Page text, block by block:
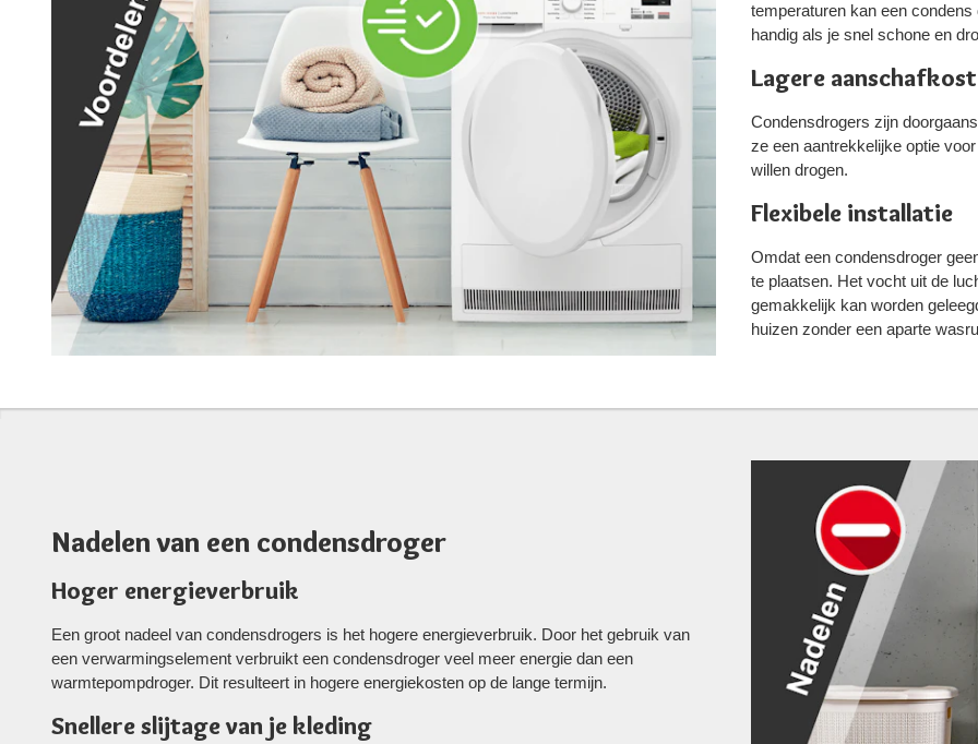
temperaturen kan een
handig als je snel schone en
Lagere
Condensdrogers zijn
ze een aantrekkelijke optie
willen drogen​.
Flexibele installatie
Omdat een condensdroger
te plaatsen. Het vocht uit de
gemakkelijk kan worden
huizen zonder een aparte
Nadelen van een condensdroger
Hoger energieverbruik
Een groot nadeel van condensdrogers is het hogere energieverbruik. Door het gebruik van
een verwarmingselement verbruikt een condensdroger veel meer energie dan een
warmtepompdroger. Dit resulteert in hogere energiekosten op de lange termijn​​.
Snellere slijtage van je kleding